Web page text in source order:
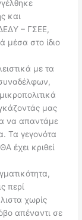
και
– ΓΣΕΕ,
μέσα στο ίδιο
με τα
μας
να απαντάμε
Τα γεγονότα
έχει κριθεί
περί
χωρίς
απέναντι σε